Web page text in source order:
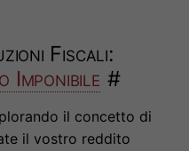
Fiscali:
Imponibile #
il concetto di
il vostro reddito